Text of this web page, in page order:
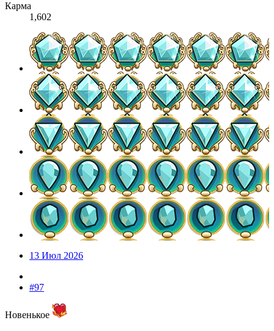
Карма
1,602
13 Июл 2026
#97
Новенькое